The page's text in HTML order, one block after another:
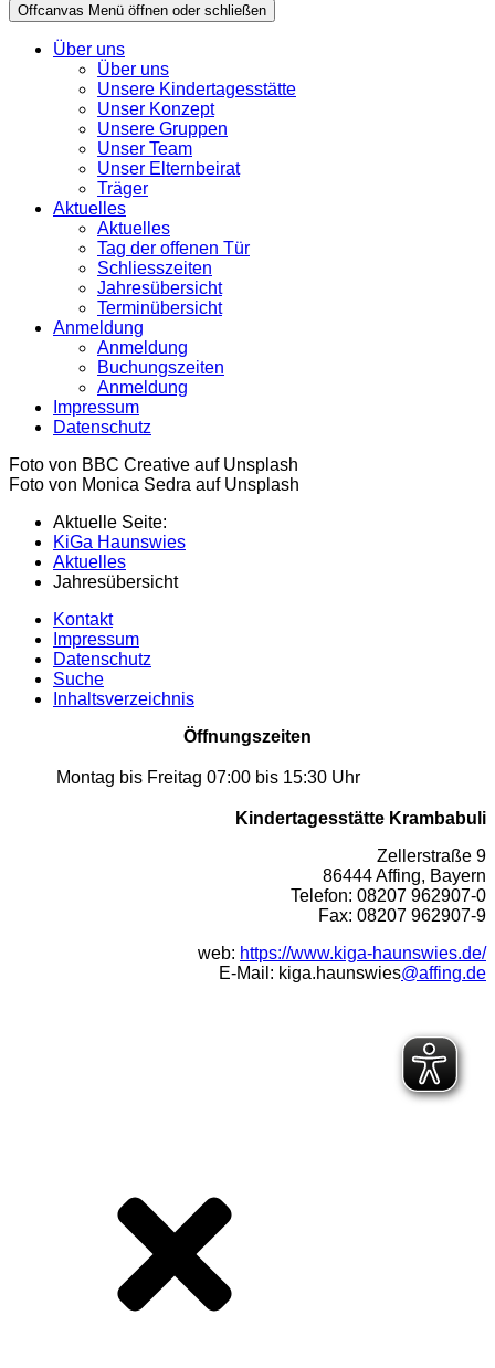
Offcanvas Menü öffnen oder schließen
Über uns
Über uns
Unsere Kindertagesstätte
Unser Konzept
Unsere Gruppen
Unser Team
Unser Elternbeirat
Träger
Aktuelles
Aktuelles
Tag der offenen Tür
Schliesszeiten
Jahresübersicht
Terminübersicht
Anmeldung
Anmeldung
Buchungszeiten
Anmeldung
Impressum
Datenschutz
Foto von BBC Creative auf Unsplash
Foto von Monica Sedra auf Unsplash
Aktuelle Seite:
KiGa Haunswies
Aktuelles
Jahresübersicht
Kontakt
Impressum
Datenschutz
Suche
Inhaltsverzeichnis
Öffnungszeiten
Montag bis Freitag 07:00 bis 15:30 Uhr
Kindertagesstätte Krambabuli
Zellerstraße 9
86444 Affing, Bayern
Telefon: 08207 962907-0
Fax: 08207 962907-9
web: https://www.kiga-haunswies.de/
E-Mail: kiga.haunswies@affing.de